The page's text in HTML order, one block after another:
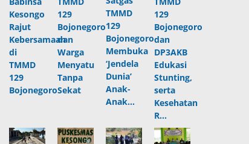
Kesongo
Rajut
Kebersamaan
di
TMMD
129
Bojonegoro
129
Bojonegoro
dan
Warga
Menyatu
Tanpa
Sekat
TMMD
129
Bojonegoro
Membuka
‘Jendela
Dunia’
Anak-
Anak…
129
Bojonegoro
dan
DP3AKB
Edukasi
Stunting,
serta
Kesehatan
R…